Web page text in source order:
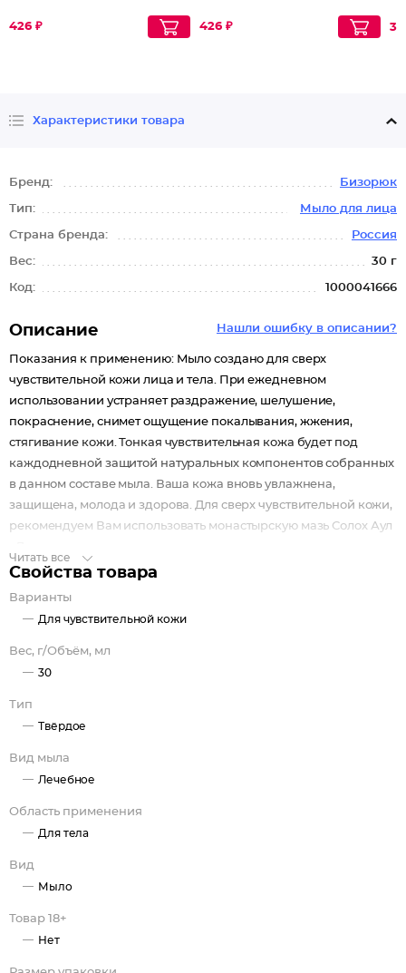
426 ₽ 426 ₽
Характеристики товара
Бренд: Бизорюк
Тип: Мыло для лица
Страна бренда: Россия
Вес: 30 г
Код: 1000041666
Нашли ошибку в описании?
Описание
Показания к применению: Мыло создано для сверх
чувствительной кожи лица и тела. При ежедневном
использовании устраняет раздражение, шелушение,
покраснение, снимет ощущение покалывания, жжения,
стягивание кожи. Тонкая чувствительная кожа будет под
каждодневной защитой натуральных компонентов собранных
в данном составе мыла. Ваша кожа вновь увлажнена,
защищена, молода и здорова. Для сверх чувствительной кожи,
рекомендуем Вам использовать монастырскую мазь Солох Аул
Читать все
Свойства товара
Варианты
Для чувствительной кожи
Вес, г/Объём, мл
30
Тип
Твёрдое
Вид мыла
Лечебное
Область применения
Для тела
Вид
Мыло
Товар 18+
Нет